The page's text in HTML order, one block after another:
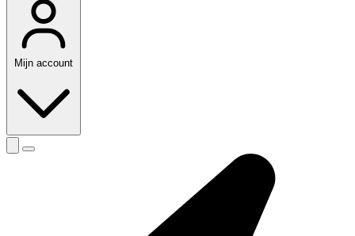
Mijn account